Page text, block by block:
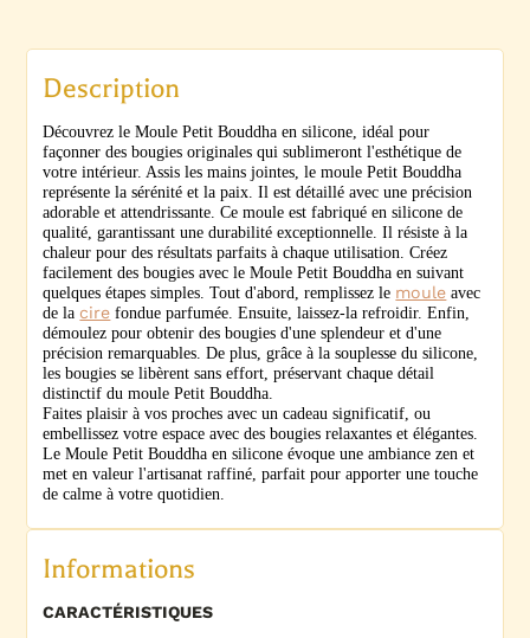
Description
Découvrez le Moule Petit Bouddha en silicone, idéal pour
façonner des bougies originales qui sublimeront l'esthétique de
votre intérieur. Assis les mains jointes, le moule Petit Bouddha
représente la sérénité et la paix. Il est détaillé avec une précision
adorable et attendrissante. Ce moule est fabriqué en silicone de
qualité, garantissant une durabilité exceptionnelle. Il résiste à la
chaleur pour des résultats parfaits à chaque utilisation. Créez
facilement des bougies avec le Moule Petit Bouddha en suivant
quelques étapes simples. Tout d'abord, remplissez le moule avec
de la cire fondue parfumée. Ensuite, laissez-la refroidir. Enfin,
démoulez pour obtenir des bougies d'une splendeur et d'une
précision remarquables. De plus, grâce à la souplesse du silicone,
les bougies se libèrent sans effort, préservant chaque détail
distinctif du moule Petit Bouddha.
Faites plaisir à vos proches avec un cadeau significatif, ou
embellissez votre espace avec des bougies relaxantes et élégantes.
Le Moule Petit Bouddha en silicone évoque une ambiance zen et
met en valeur l'artisanat raffiné, parfait pour apporter une touche
de calme à votre quotidien.
Informations
CARACTÉRISTIQUES